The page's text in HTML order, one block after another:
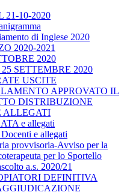
21-10-2020
di Inglese 2020
2020-2021
2020
SETTEMBRE 2020
USCITE
APPROVATO IL
DISTRIBUZIONE
ALLEGATI
e allegati
e allegati
provvisoria-Avviso per la
per lo Sportello
a.s. 2020/21
DEFINITIVA